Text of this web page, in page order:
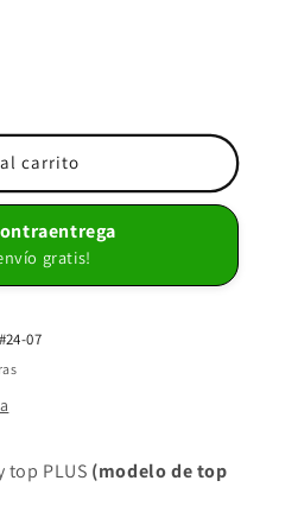
carrito
gratis!
07
top PLUS (modelo de top